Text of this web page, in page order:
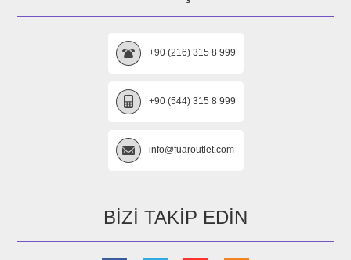
+90 (216) 315 8 999
+90 (544) 315 8 999
info@fuaroutlet.com
BIZI TAKIP EDIN